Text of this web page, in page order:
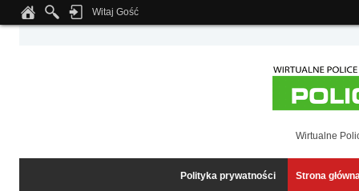
Notice: Undefined index: tapatalk_body_hook in
Witaj Gość
Wirtualne
Polityka prywatności Strona